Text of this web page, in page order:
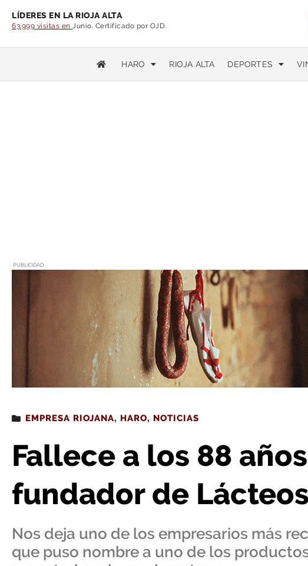
LÍDERES EN LA RIOJA ALTA
63.999 visitas en Junio. Certificado por OJD.
HARO RIOJA ALTA DEPORTES
PUBLICIDAD
Estás leyendo: Fallece a los 88 años Jesús Martínez, fundador
EMPRESA RIOJANA, HARO, NOTICIAS
Fallece a los 88
fundador de
Nos deja uno de los empresarios más
que puso nombre a uno de los